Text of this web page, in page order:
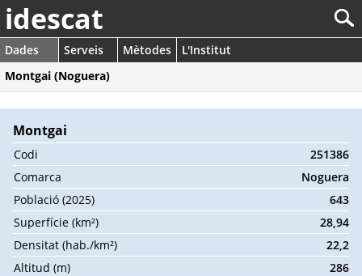
idescat
Dades Serveis Mètodes
L'Institut
Montgai (Noguera)
Montgai
Codi
251386
Comarca
Noguera
Població (2025)
643
Superfície (km²)
28,94
Densitat (hab./km²)
22,2
Altitud (m)
286